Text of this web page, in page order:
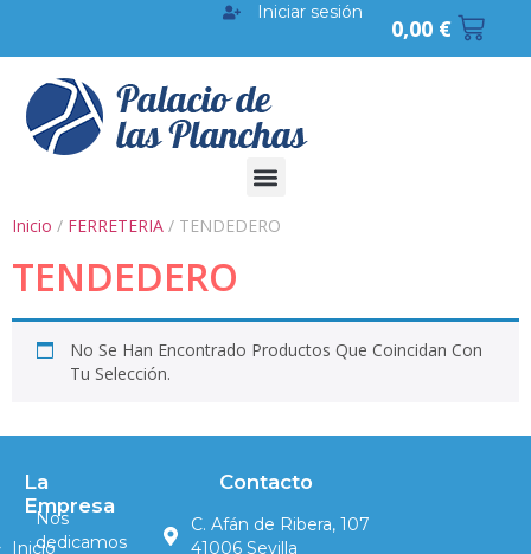
0,00 €
Iniciar sesión
Inicio / FERRETERIA / TENDEDERO
TENDEDERO
No Se Han Encontrado Productos Que Coincidan Con
Tu Selección.
Nos
dedicamos
La
Empresa
Inicio
Contacto
C. Afán de Ribera, 107
41006 Sevilla